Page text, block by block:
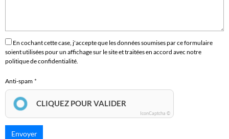
En cochant cette case, j'accepte que les données soumises par ce formulaire
soient utilisées pour un affichage sur le site et traitées en accord avec notre
politique de confidentialité.
Anti-spam
CLIQUEZ POUR VALIDER
IconCaptcha ©
Envoyer